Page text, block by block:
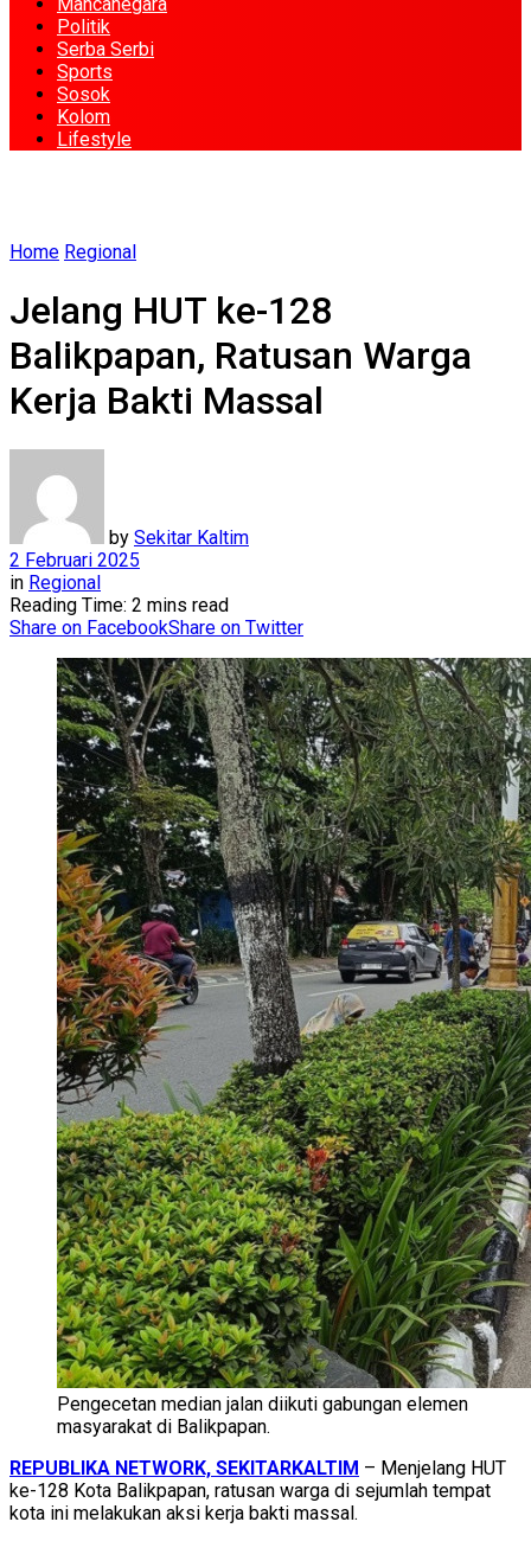
Politik
Serba Serbi
Sports
Sosok
Kolom
Lifestyle
Home Regional
Jelang HUT ke-128
Balikpapan, Ratusan Warga
Kerja Bakti Massal
by Sekitar Kaltim
2 Februari 2025
in Regional
Reading Time: 2 mins read
Share on FacebookShare on Twitter
Pengecetan median jalan diikuti gabungan elemen
masyarakat di Balikpapan.
REPUBLIKA NETWORK, SEKITARKALTIM – Menjelang HUT
ke-128 Kota Balikpapan, ratusan warga di sejumlah tempat
kota ini melakukan aksi kerja bakti massal.